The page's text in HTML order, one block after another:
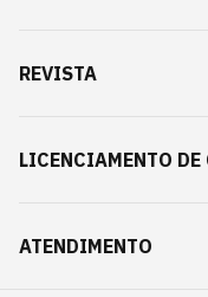
REVISTA
LICENCIAMENTO DE
ATENDIMENTO